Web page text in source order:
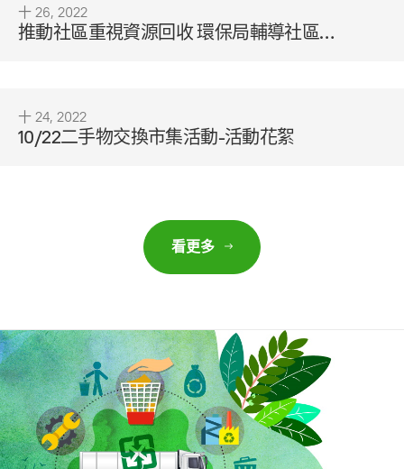
十 26, 2022
推動社區重視資源回收 環保局輔導社區設
十 24, 2022
10/22二手物交換市集活動-活動花絮
看更多